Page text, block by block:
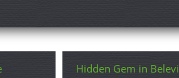
Hidden Gem in Belevi